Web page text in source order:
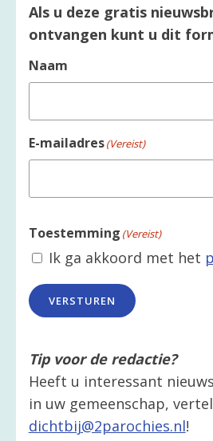
Als u deze gratis
ontvangen kunt u dit
Naam
E-mailadres(Vereist)
Toestemming (Vereist)
Ik ga akkoord met het
VERSTUREN
Tip voor de redactie?
Heeft u interessant
in uw gemeenschap,
dichtbij@2parochies.nl!